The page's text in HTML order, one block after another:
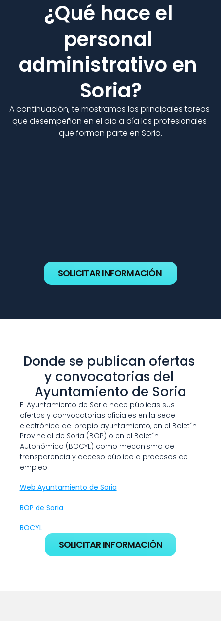
¿Qué hace el
personal
administrativo en
Soria?
A continuación, te mostramos las principales tareas
que desempeñan en el día a día los profesionales
que forman parte en Soria.
SOLICITAR INFORMACIÓN
Donde se publican ofertas
y convocatorias del
Ayuntamiento de Soria
El Ayuntamiento de Soria hace públicas sus
ofertas y convocatorias oficiales en la sede
electrónica del propio ayuntamiento, en el Boletín
Provincial de Soria (BOP) o en el Boletín
Autonómico (BOCYL) como mecanismo de
transparencia y acceso público a procesos de
empleo.
Web Ayuntamiento de Soria
BOP de Soria
BOCYL
SOLICITAR INFORMACIÓN